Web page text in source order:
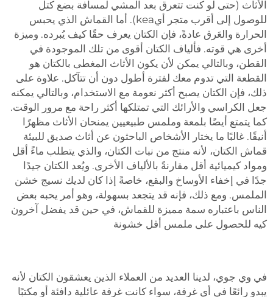
الأثاث (حتى لو كنت تتعرق بعد المشي لمسافة بضع كتل
للوصول إلى أقرب متجر أيkea). أما القماش الذي يحبس
الحرارة والعَرق عادةً، فإن الكتان يعرف حقًا كيف يُبرده. وميزة
أخرى هي قوته. فألياف الكتان أقوى من تلك الموجودة في
القطن، وبالتالي يمكن لأن يكون الأثاث المغطى بالكتان هو
القطعة التي تدوم معك لفترة أطول دون أن تتآكل. علاوة على
ذلك، فإن الكتان يصبح أكثر نعومة مع الاستخدام، وبالتالي يمكنه
جعل الكراسي والأرائك التي تمتلكها أكثر راحة مع مرور الوقت.
كما يتمتع أيضًا بلمعة وملمس طبيعيين يمنحان الأثاث مظهرًا
أنيقًا. غالبًا ما يختار الأشخاص الباحثون عن أثاث صديق للبيئة
قماش الكتان، لأنه منتج من نبات الكتان، والذي يتطلب ماءً أقل
ومواد كيميائية أقل مقارنةً بالألياف الأخرى. ويُعد الكتان جيدًا
جدًا في إخفاء الأوساخ والبقع، خاصةً إذا كان لديك نسيج خشن
الملمس. ومع ذلك، فإنه قد يتجعد بسهولة، وهو أمر يحبه بعض
الناس باعتباره سمة مميزة للقماش، في حين قد يفضل آخرون
كيه للحصول على ملمس أقل خشونة
في وي جوي، لدينا العديد من العملاء الذين يعشقون الكتان لأنه
يبدو رائعًا في أي غرفة، سواء كانت غرفة عائلية دافئة أو مكتبًا